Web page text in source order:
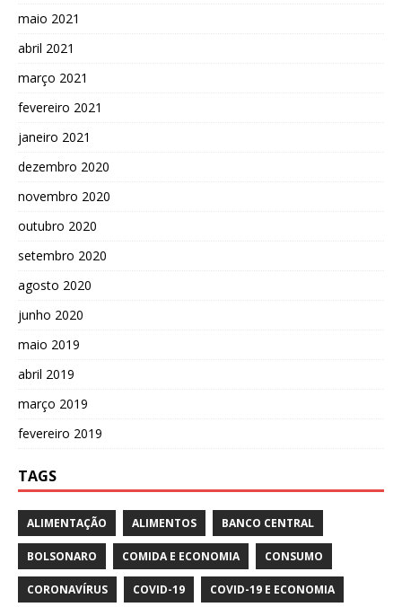
maio 2021
abril 2021
março 2021
fevereiro 2021
janeiro 2021
dezembro 2020
novembro 2020
outubro 2020
setembro 2020
agosto 2020
junho 2020
maio 2019
abril 2019
março 2019
fevereiro 2019
TAGS
ALIMENTAÇÃO ALIMENTOS BANCO CENTRAL
BOLSONARO COMIDA E ECONOMIA CONSUMO
CORONAVÍRUS COVID-19 COVID-19 E ECONOMIA